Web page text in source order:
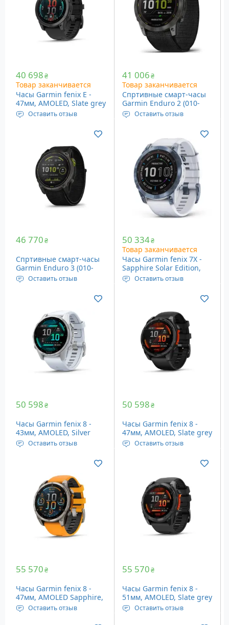
Цвет: Whitestone
40 698₴
Товар заканчивается
Часы Garmin fenix E -
47мм, AMOLED, Slate grey
steel with Black Silicone
Band
Оставить отзыв
Дисплей: 1.3” (33 мм), 416
Память: 16 GB
Вес: 76 граммов
41 006₴
Товар заканчивается
Спртивные смарт-часы
Garmin Enduro 2 (010-
02754-01)
Оставить отзыв
Дисплей: 1.4” (35.5 мм),
280 x 280 пикселей
Встроенная память: 32
Вес: 70 грамм
46 770₴
Спртивные смарт-часы
Garmin Enduro 3 (010-
02751-01)
Оставить отзыв
Дисплей: 1.4” (35.56 мм),
Встроенная память: 32
Вес: 63 грамма
50 334₴
Товар заканчивается
Часы Garmin fenix 7X -
Sapphire Solar Edition,
Mineral Blue Titanium
with Whitestone Band
Оставить отзыв
Дисплей: 1.4", 280 x 280,
Память: встроенная, 32
Вес: 89 грамм
Сапфировое стекло,
Солнечная подзарядка
Цвет: Mineral Blue
50 598₴
Часы Garmin fenix 8 -
43мм, AMOLED, Silver
with Whitestone Silicone
Band
Оставить отзыв
Дисплей: 1.3” (33 мм), 416
Память: 32 GB
Вес: 66 граммов
50 598₴
Часы Garmin fenix 8 -
47мм, AMOLED, Slate grey
with Black Silicone Band
Оставить отзыв
Дисплей: 1.4” (35.56 мм),
Память: 32 GB
Вес: 80 граммов
55 570₴
Часы Garmin fenix 8 -
47мм, AMOLED Sapphire,
Titanium (010-02904-11)
Оставить отзыв
Дисплей: 1.4” (35.56 мм),
55 570₴
Часы Garmin fenix 8 -
51мм, AMOLED, Slate grey
with Black Silicone Band
Оставить отзыв
Дисплей: 1.4” (35.56 мм),